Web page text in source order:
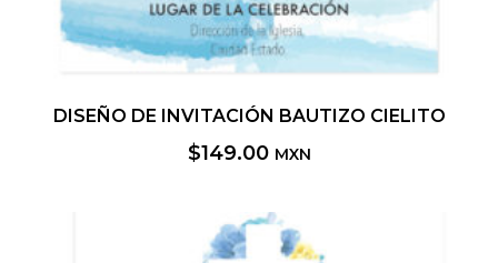
DISEÑO DE INVITACIÓN BAUTIZO CIELITO
$149.00 MXN